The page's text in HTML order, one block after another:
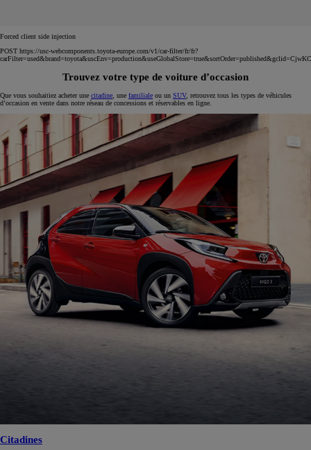
Forced client side injection
POST https://usc-webcomponents.toyota-europe.com/v1/car-filter/fr/fr?
Trouvez votre type de voiture d’occasion
Que vous souhaitiez acheter une citadine , une familiale ou un SUV, retrouvez tous les types de véhicules
d’occasion en vente dans notre réseau de concessions et réservables en ligne.
Citadines